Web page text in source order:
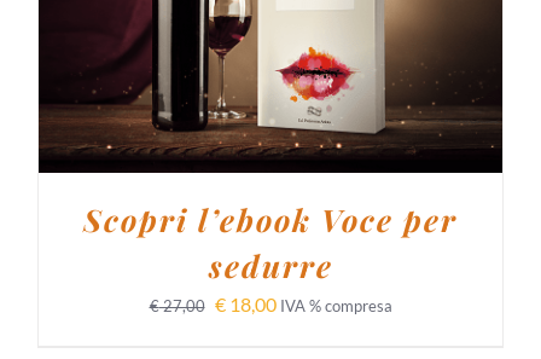
AGGIUNGI AL CARRELLO DETTAGLI
Scopri l’ebook Voce per
sedurre
€27,00 €18,00 IVA % compresa